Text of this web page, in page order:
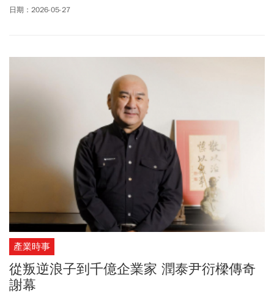
贈政大體育場館與圖書館等善舉。
日期：2026-05-27
產業時事
從叛逆浪子到千億企業家 潤泰尹衍樑傳奇
謝幕